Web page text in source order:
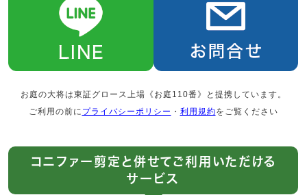
お庭の大将は東証グロース上場《お庭110番》と提携しています。
ご利用の前に プライバシーポリシー ・ 利用規約をご覧ください
コニファー剪定と併せてご利用いただける
サービス